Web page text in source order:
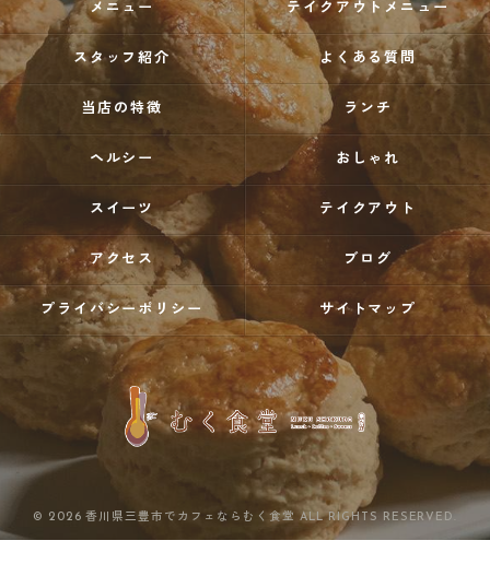
メニュー テイクアウトメニュー
スタッフ紹介 よくある質問
当店の特徴 ランチ
ヘルシー おしゃれ
スイーツ テイクアウト
アクセス ブログ
プライバシーポリシー サイトマップ
© 2026 香川県三豊市でカフェならむく食堂 ALL RIGHTS RESERVED.